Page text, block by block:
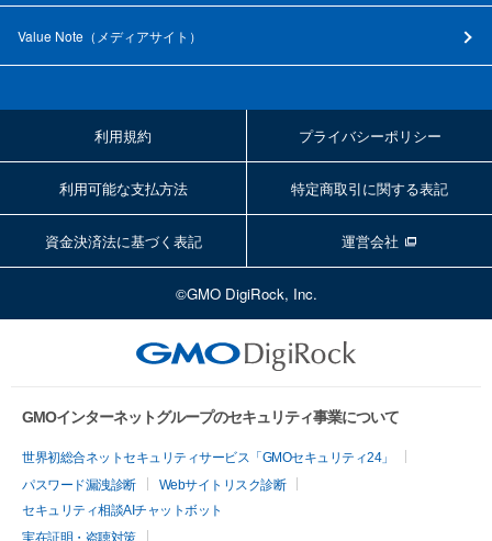
Value Note（ メディアサイト ）
利用規約 プライバシーポリシー
利用可能な支払方法 特定商取引に関する表記
資金決済法に基づく表記 運営会社
©GMO DigiRock, Inc.
GMOインターネットグループのセキュリティ事業について
世界初総合ネットセキュリティサービス「GMOセキュリティ24」
パスワード漏洩診断
Webサイトリスク診断
セキュリティ相談AIチャットボット
実在証明・盗聴対策